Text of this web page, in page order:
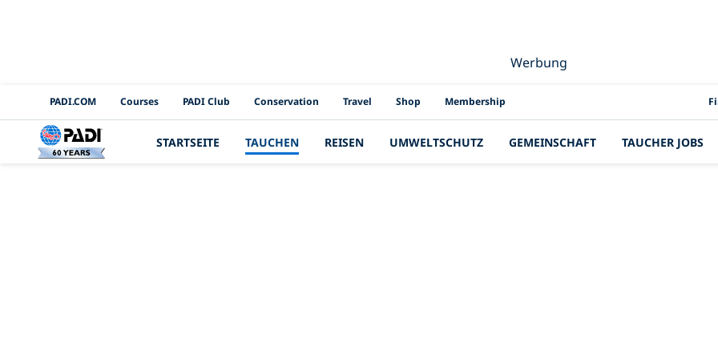
Werbung
PADI Channels
PADI.COM Courses PADI Club Conservation Travel Shop Membership
STARTSEITE TAUCHEN REISEN UMWELTSCHUTZ GEMEINSCHAFT TAUCHER JOBS